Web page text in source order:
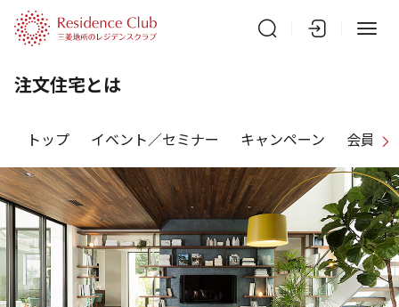
注文住宅とは
トップ イベント／セミナー キャンペーン 会員特